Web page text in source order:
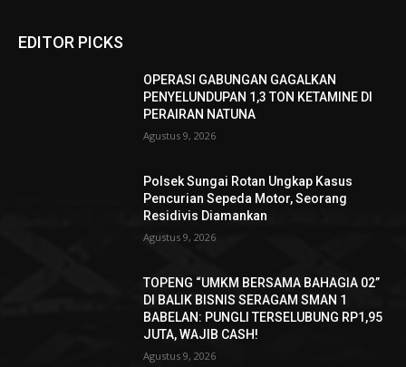
EDITOR PICKS
OPERASI GABUNGAN GAGALKAN
PENYELUNDUPAN 1,3 TON KETAMINE DI
PERAIRAN NATUNA
Agustus 9, 2026
Polsek Sungai Rotan Ungkap Kasus
Pencurian Sepeda Motor, Seorang
Residivis Diamankan
Agustus 9, 2026
TOPENG “UMKM BERSAMA BAHAGIA 02”
DI BALIK BISNIS SERAGAM SMAN 1
BABELAN: PUNGLI TERSELUBUNG RP1,95
JUTA, WAJIB CASH!
Agustus 9, 2026